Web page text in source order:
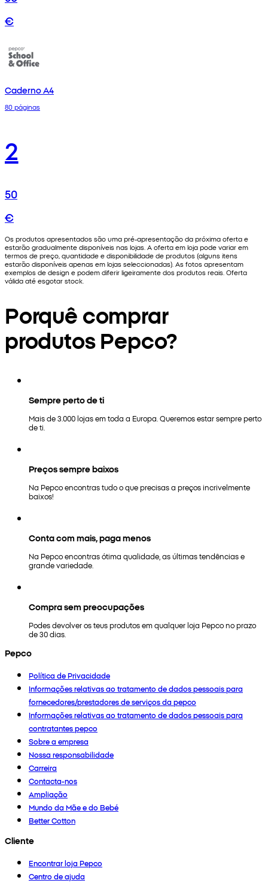
€
Caderno A4
80 páginas
2
50
€
Os produtos apresentados são uma pré-apresentação da próxima oferta e
estarão gradualmente disponíveis nas lojas. A oferta em loja pode variar em
termos de preço, quantidade e disponibilidade de produtos (alguns itens
estarão disponíveis apenas em lojas seleccionadas). As fotos apresentam
exemplos de design e podem diferir ligeiramente dos produtos reais. Oferta
válida até esgotar stock.
Porquê comprar
produtos Pepco?
Sempre perto de ti
Mais de 3.000 lojas em toda a Europa. Queremos estar sempre perto
de ti.
Preços sempre baixos
Na Pepco encontras tudo o que precisas a preços incrivelmente
baixos!
Conta com mais, paga menos
Na Pepco encontras ótima qualidade, as últimas tendências e
grande variedade.
Compra sem preocupações
Podes devolver os teus produtos em qualquer loja Pepco no prazo
de 30 dias.
Pepco
Política de Privacidade
Informações relativas ao tratamento de dados pessoais para
fornecedores/prestadores de serviços da pepco
Informações relativas ao tratamento de dados pessoais para
contratantes pepco
Sobre a empresa
Nossa responsabilidade
Carreira
Contacta-nos
Ampliação
Mundo da Mãe e do Bebé
Better Cotton
Cliente
Encontrar loja Pepco
Centro de ajuda